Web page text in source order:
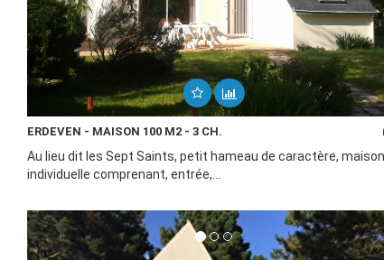
ERDEVEN - MAISON 100 M2 - 3 CH.
Au lieu dit les Sept Saints, petit hameau de caractère, maison
individuelle comprenant, entrée,...